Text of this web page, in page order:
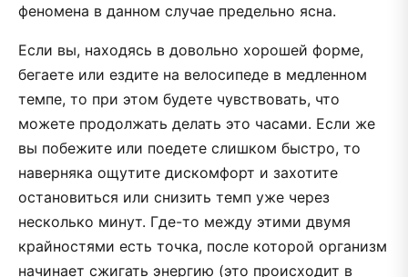
феномена в данном случае предельно ясна.
Если вы, находясь в довольно хорошей форме,
бегаете или ездите на велосипеде в медленном
темпе, то при этом будете чувствовать, что
можете продолжать делать это часами. Если же
вы побежите или поедете слишком быстро, то
наверняка ощутите дискомфорт и захотите
остановиться или снизить темп уже через
несколько минут. Где-то между этими двумя
крайностями есть точка, после которой организм
начинает сжигать энергию (это происходит в